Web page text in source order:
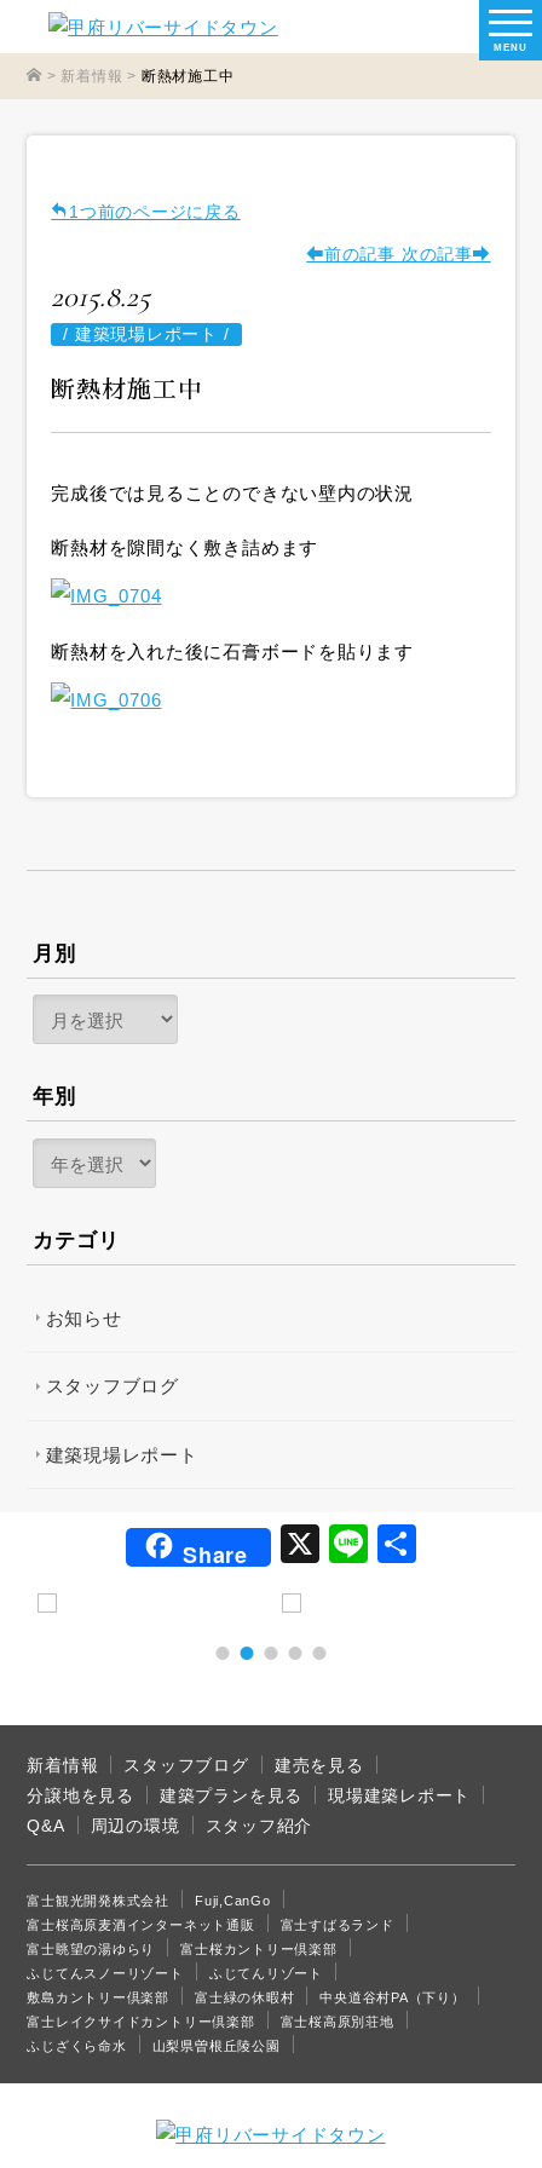
MENU
> 新着情報 > 断熱材施工中
1つ前のページに戻る
前の記事 次の記事
2015.8.25
/ 建築現場レポート /
断熱材施工中
完成後では見ることのできない壁内の状況
断熱材を隙間なく敷き詰めます
断熱材を入れた後に石膏ボードを貼ります
月別
年別
カテゴリ
お知らせ
スタッフブログ
建築現場レポート
Share X
Li
新着情報 スタッフブログ
建売を見る
分譲地を見る
建築プランを見る
現場建築レポート
Q&A
周辺の環境 スタッフ紹介
富士観光開発株式会社
Fuji,CanGo
富士桜高原麦酒インターネット通販
富士すばるランド
富士眺望の湯ゆらり
富士桜カントリー倶楽部
ふじてんスノーリゾート
ふじてんリゾート
敷島カントリー倶楽部
富士緑の休暇村
中央道谷村PA（下り）
富士レイクサイドカントリー倶楽部
富士桜高原別荘地
ふじざくら命水
山梨県曽根丘陵公園